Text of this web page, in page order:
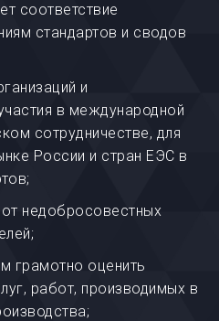
соответствие
стандартов и сводов
и
в международной
сотрудничестве, для
России и стран ЕЭС в
недобросовестных
грамотно оценить
работ, производимых в